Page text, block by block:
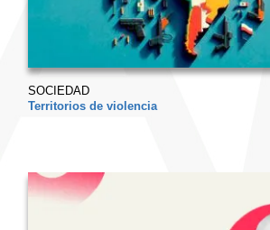
SOCIEDAD
Territorios de violencia